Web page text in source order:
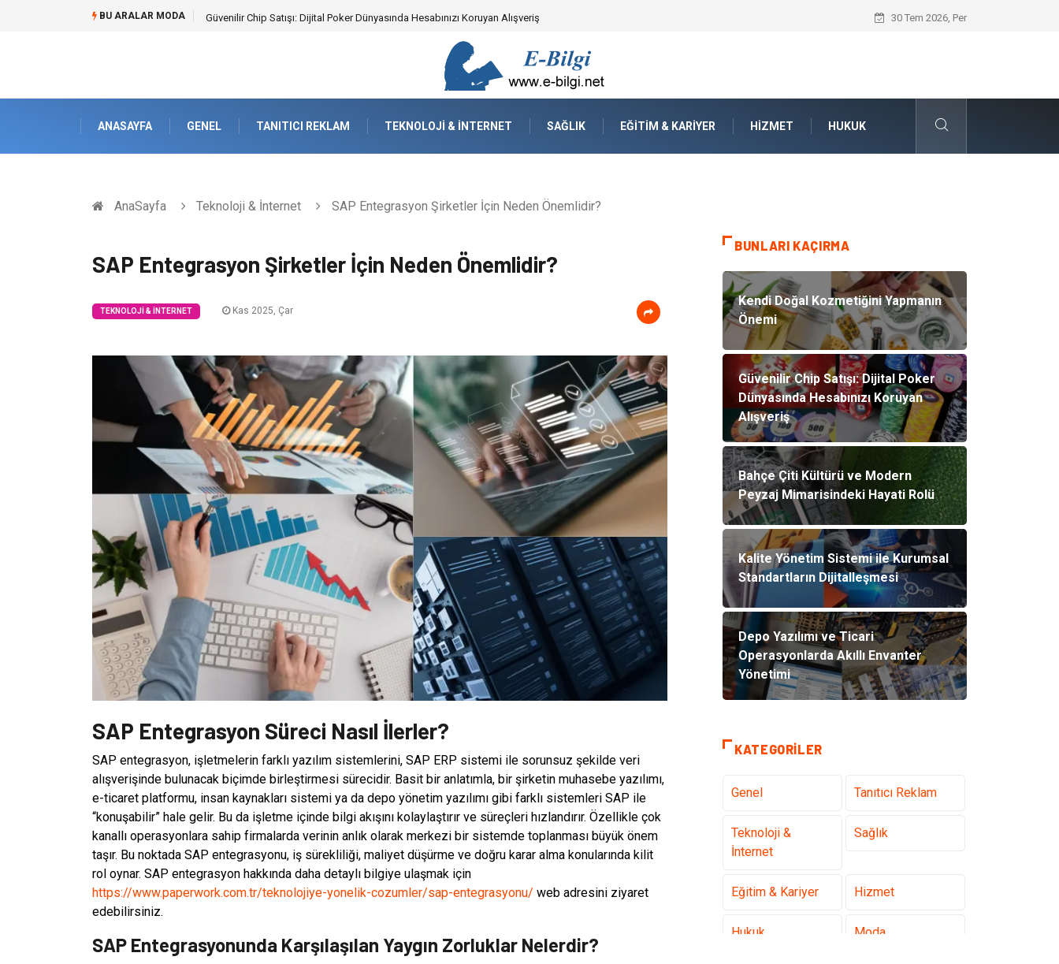
BU ARALAR MODA Bahçe Çiti Kültürü ve Modern Peyzaj Mimarisindeki Hayati Rolü Kalite Yönetim Sistemi ile Kurumsal
30 Tem 2026, Per
ANASAYFA GENEL TANITICI REKLAM TEKNOLOJI & İNTERNET SAĞLIK EĞITIM & KARIYER HIZMET HUKUK
AnaSayfa Teknoloji & İnternet SAP Entegrasyon Şirketler İçin Neden Önemlidir?
SAP Entegrasyon Şirketler İçin Neden Önemlidir?
TEKNOLOJI & İNTERNET Kas 2025, Çar
SAP Entegrasyon Süreci Nasıl İlerler?
SAP entegrasyon, işletmelerin farklı yazılım sistemlerini, SAP ERP sistemi ile sorunsuz şekilde veri
alışverişinde bulunacak biçimde birleştirmesi sürecidir. Basit bir anlatımla, bir şirketin muhasebe yazılımı,
e-ticaret platformu, insan kaynakları sistemi ya da depo yönetim yazılımı gibi farklı sistemleri SAP ile
“konuşabilir” hale gelir. Bu da işletme içinde bilgi akışını kolaylaştırır ve süreçleri hızlandırır. Özellikle çok
kanallı operasyonlara sahip firmalarda verinin anlık olarak merkezi bir sistemde toplanması büyük önem
taşır. Bu noktada SAP entegrasyonu, iş sürekliliği, maliyet düşürme ve doğru karar alma konularında kilit
rol oynar. SAP entegrasyon hakkında daha detaylı bilgiye ulaşmak için
https://www.paperwork.com.tr/teknolojiye-yonelik-cozumler/sap-entegrasyonu/ web adresini ziyaret
edebilirsiniz.
SAP Entegrasyonunda Karşılaşılan Yaygın Zorluklar Nelerdir?
BUNLARI KAÇIRMA
Kendi Doğal Kozmetiğini Yapmanın
Önemi
Güvenilir Chip Satışı: Dijital Poker
Dünyasında Hesabınızı Koruyan
Alışveriş
Bahçe Çiti Kültürü ve Modern
Peyzaj Mimarisindeki Hayati Rolü
Kalite Yönetim Sistemi ile Kurumsal
Standartların Dijitalleşmesi
Depo Yazılımı ve Ticari
Operasyonlarda Akıllı Envanter
Yönetimi
KATEGORILER
Genel Tanıtıcı Reklam
Teknoloji &
İnternet
Sağlık
Eğitim & Kariyer Hizmet
Hukuk Moda